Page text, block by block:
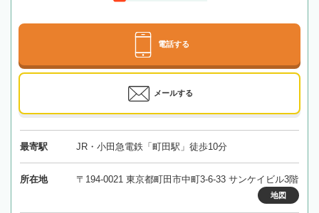
電話する
メールする
最寄駅 JR・小田急電鉄「町田駅」徒歩10分
所在地 〒194-0021 東京都町田市中町3-6-33 サンケイビル3階
地図